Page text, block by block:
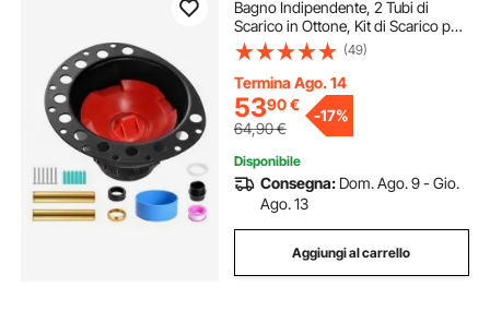
Bagno Indipendente, 2 Tubi di
Scarico in Ottone, Kit di Scarico per
Vasca, con Adattatore di Scarico in
ABS, per Vasche da Bagno a
Pavimento, Vasche da Bagno a
Isola
(49)
Termina Ago. 14
5390€
64,90€
-17%
Disponibile
Consegna: Dom. Ago. 9 - Gio.
Ago. 13
Aggiungi al carrello